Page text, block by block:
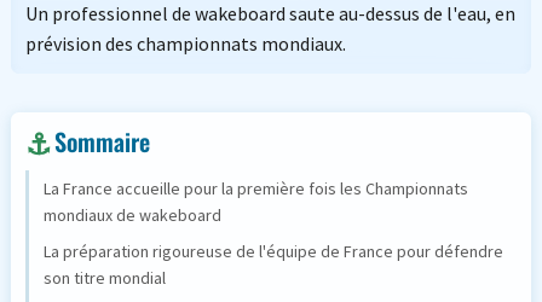
Un professionnel de wakeboard saute au-dessus de l'eau, en
prévision des championnats mondiaux.
Sommaire
La France accueille pour la première fois les Championnats
mondiaux de wakeboard
La préparation rigoureuse de l'équipe de France pour défendre
son titre mondial